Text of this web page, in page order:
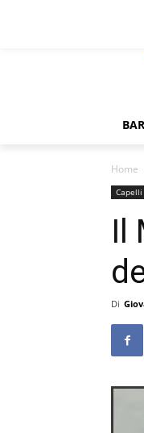
Home
Capelli
Il
Di